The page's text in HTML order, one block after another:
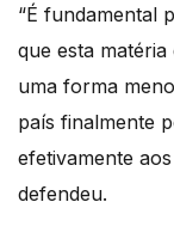
“É fundamental
que esta
uma forma
país finalmente
efetivamente
defendeu.